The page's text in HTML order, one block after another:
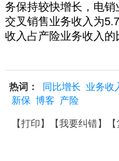
务保持较快增长，电
交叉销售业务收入为
收入占产险业务收入的
热词： 同比增长 业务收
新保 博客 产险
【打印】【我要纠错】【